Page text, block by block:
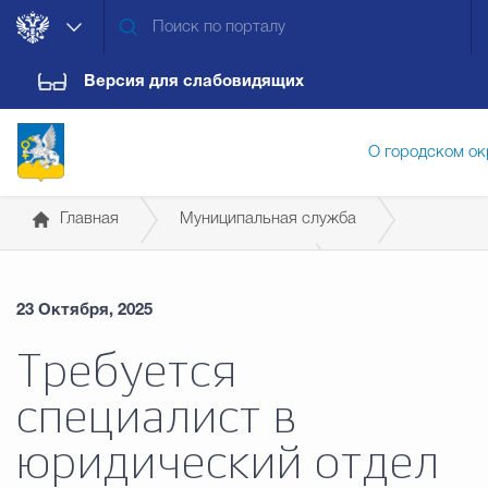
Версия для слабовидящих
О городском
Новости Обращения граждан
Главная Муниципальная служба
23 Октября, 2025
Требуется
специалист в
юридический отдел